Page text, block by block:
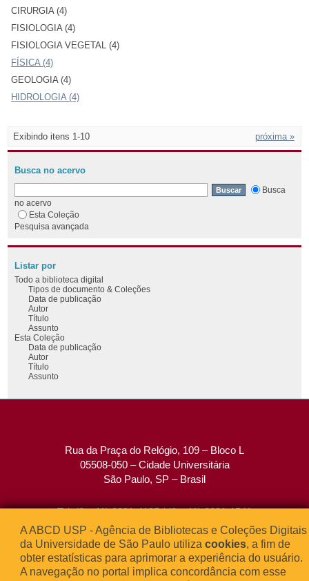
CIRURGIA (4)
FISIOLOGIA (4)
FISIOLOGIA VEGETAL (4)
FÍSICA (4)
GEOLOGIA (4)
HIDROLOGIA (4)
Exibindo itens 1-10 próxima »
Busca no acervo
Busca
no acervo
Esta Coleção
Pesquisa avançada
Listar por
Todo a biblioteca digital
Tipos de documento & Coleções
Data de publicação
Autor
Título
Assunto
Esta Coleção
Data de publicação
Autor
Título
Assunto
Rua da Praça do Relógio, 109 – Bloco L
05508-050 – Cidade Universitária
São Paulo, SP – Brasil
Tel: (0xx11) 3091-4195 / (0xx11) 3091-1541
Fax: (0xx11) 3091-1567
E-mail:atendimento@abcd.usp.br
A ABCD USP - Agência de Bibliotecas e Coleções Digitais
da Universidade de São Paulo utiliza cookies, a fim de
obter estatísticas para aprimorar a experiência do usuário.
A navegação no portal implica concordância com esse